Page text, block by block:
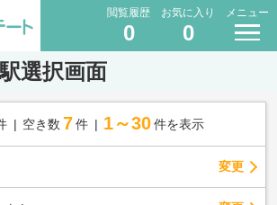
閲覧履歴
0
お気に入り
0
メニュー
選択画面
空き数 7 件 1～30 件を表示
変更